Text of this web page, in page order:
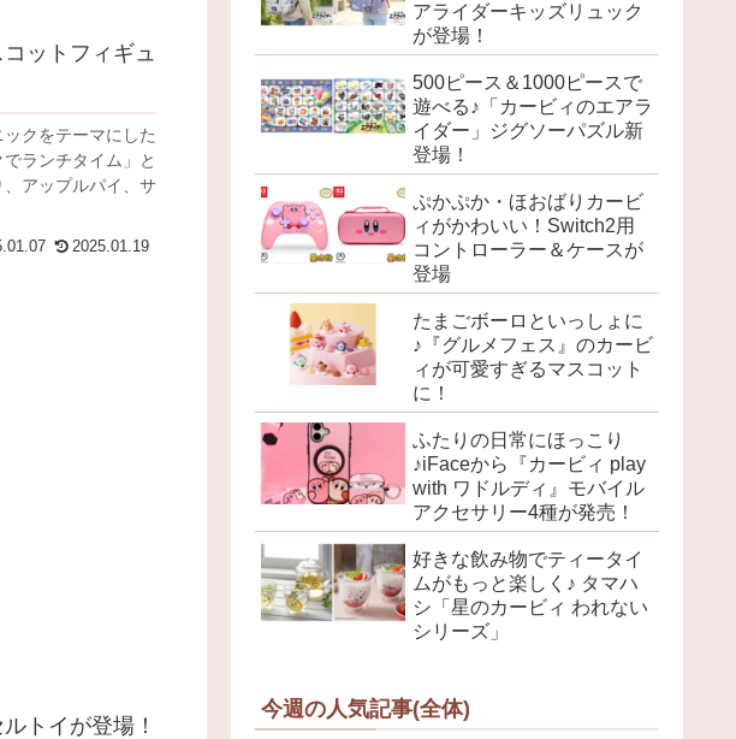
ットフィギュ
クをテーマにした
ランチタイム」と
アップルパイ、サ
2025.01.19
トイが登場！
アライダーキッズリュック
が登場！
500ピース＆1000ピースで
遊べる♪「カービィのエアラ
イダー」ジグソーパズル新
登場！
ぷかぷか・ほおばりカービ
ィがかわいい！Switch2用
コントローラー＆ケースが
登場
たまごボーロといっしょに
♪『グルメフェス』のカービ
ィが可愛すぎるマスコット
に！
ふたりの日常にほっこり
♪iFaceから『カービィ play
with ワドルディ』モバイル
アクセサリー4種が発売！
好きな飲み物でティータイ
ムがもっと楽しく♪ タマハ
シ「星のカービィ われない
シリーズ」
今週の人気記事(全体)